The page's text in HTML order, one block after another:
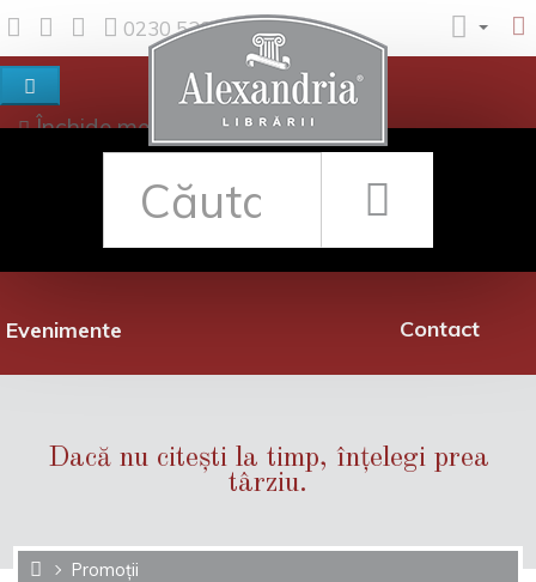
0230 530 342
Închide meniul
Evenimente
Rețea librării
Contact
Dacă nu citești la timp, înțelegi prea
târziu.
Promoții